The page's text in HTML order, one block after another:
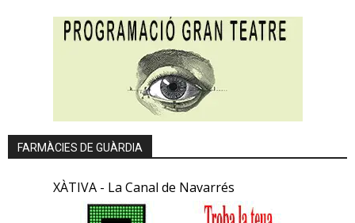
FARMÀCIES DE GUÀRDIA
XÀTIVA - La Canal de Navarrés